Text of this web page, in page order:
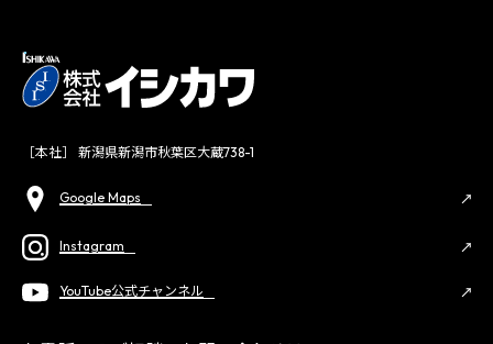
［本社］ 新潟県新潟市秋葉区大蔵738-1
Google Maps
Instagram
YouTube公式チャンネル